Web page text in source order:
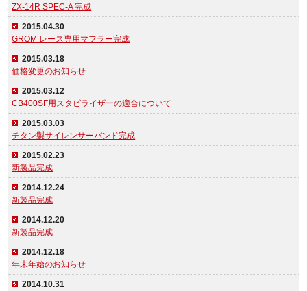
ZX-14R SPEC-A 完成
2015.04.30
GROM レース専用マフラー完成
2015.03.18
価格変更のお知らせ
2015.03.12
CB400SF用スタビライザーの適合について
2015.03.03
チタン製サイレンサーバンド完成
2015.02.23
新製品完成
2014.12.24
新製品完成
2014.12.20
新製品完成
2014.12.18
年末年始のお知らせ
2014.10.31